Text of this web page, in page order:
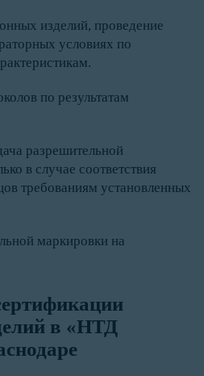
изделий, проведение
условиях по
по результатам
разрешительной
в случае соответствия
требованиям установленных
маркировки на
в «НТД